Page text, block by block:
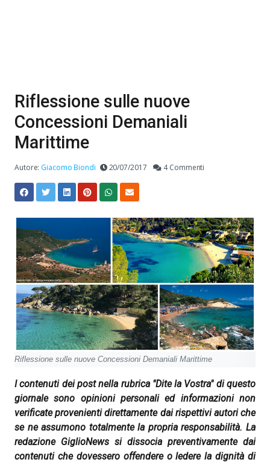
Riflessione sulle nuove
Concessioni Demaniali
Marittime
Autore: Giacomo Biondi 20/07/2017 4 Commenti
Riflessione sulle nuove Concessioni Demaniali Marittime
I contenuti dei post nella rubrica "Dite la Vostra" di questo
giornale sono opinioni personali ed informazioni non
verificate provenienti direttamente dai rispettivi autori che
se ne assumono totalmente la propria responsabilità. La
redazione GiglioNews si dissocia preventivamente dai
contenuti che dovessero offendere o ledere la dignità di